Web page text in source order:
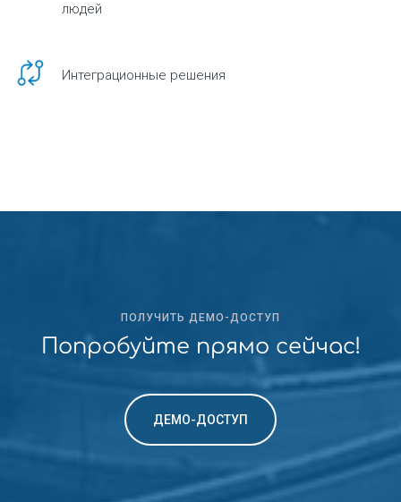
людей
Интеграционные решения
ПОЛУЧИТЬ ДЕМО-ДОСТУП
Попробуйте прямо сейчас!
ДЕМО-ДОСТУП